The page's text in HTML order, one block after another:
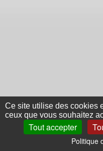
Ce site utilise des cookies
ceux que vous souhaitez
Tout accepter
Politique